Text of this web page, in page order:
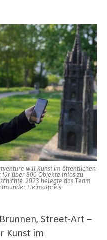
will Kunst im öffentlichen
über 800 Objekte Infos zu
2023 belegte das Team
Heimatpreis.
Street-Art –
Kunst im